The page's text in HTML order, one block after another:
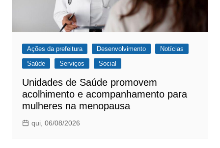
Ações da prefeitura Desenvolvimento
Notícias
Saúde
Serviços Social
Unidades de Saúde promovem
acolhimento e acompanhamento para
mulheres na menopausa
qui, 06/08/2026